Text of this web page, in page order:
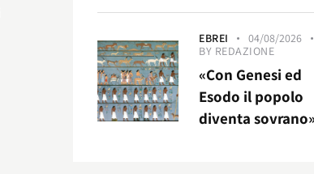
EBREI
04/08/2026
BY REDAZIONE
«Con Genesi ed
Esodo il popolo
diventa sovrano»